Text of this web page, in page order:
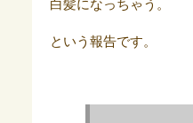
白髪になっちゃう。
という報告です。